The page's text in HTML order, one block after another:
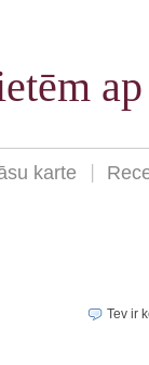
karte
Tev ir